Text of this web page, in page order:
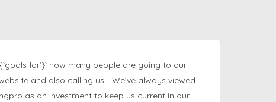
for`}` how many people are going to our
and also calling us… We’ve always viewed
as an investment to keep us current in our